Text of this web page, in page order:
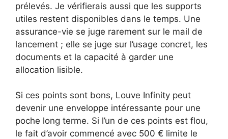
prélevés. Je vérifierais aussi que les supports
utiles restent disponibles dans le temps. Une
assurance-vie se juge rarement sur le mail de
lancement ; elle se juge sur l’usage concret, les
documents et la capacité à garder une
allocation lisible.
Si ces points sont bons, Louve Infinity peut
devenir une enveloppe intéressante pour une
poche long terme. Si l’un de ces points est flou,
le fait d’avoir commencé avec 500 € limite le